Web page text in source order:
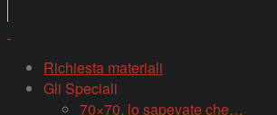
Richiesta materiali
Gli Speciali
70×70, lo sapevate che…